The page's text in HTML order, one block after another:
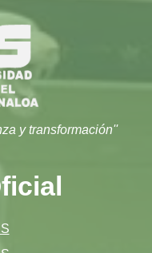
y transformación''